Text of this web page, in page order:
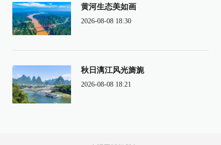
黄河生态美如画
2026-08-08 18:30
秋日漓江风光旖旎
2026-08-08 18:21